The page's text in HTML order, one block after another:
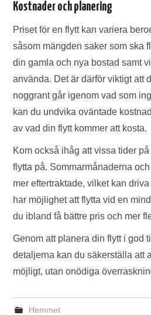
Kostnader och planering
Priset för en flytt kan variera
såsom mängden saker som ska
din gamla och nya bostad samt
använda. Det är därför viktigt att
noggrant går igenom vad som
kan du undvika oväntade
av vad din flytt kommer att kosta.
Kom också ihåg att vissa tider
flytta på. Sommarmånaderna
mer eftertraktade, vilket kan
har möjlighet att flytta vid en
du ibland få bättre pris och mer
Genom att planera din flytt i god
detaljerna kan du säkerställa att
möjligt, utan onödiga
Hemmet